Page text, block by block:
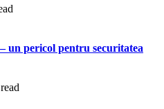
un pericol pentru securitatea
read